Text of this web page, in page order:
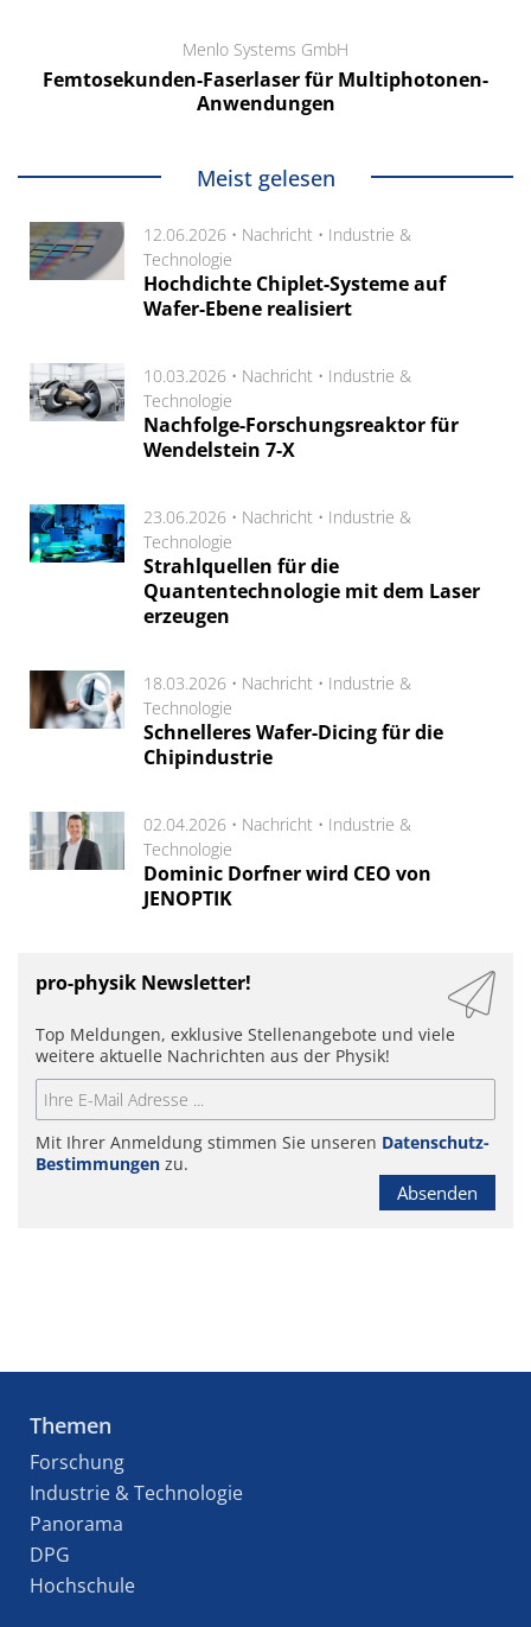
Menlo Systems GmbH
Femtosekunden-Faserlaser für Multiphotonen-
Anwendungen
Meist gelesen
12.06.2026 • Nachricht • Industrie &
Technologie
Hochdichte Chiplet-Systeme auf
Wafer-Ebene realisiert
10.03.2026 • Nachricht • Industrie &
Technologie
Nachfolge-Forschungsreaktor für
Wendelstein 7-X
23.06.2026 • Nachricht • Industrie &
Technologie
Strahlquellen für die
Quantentechnologie mit dem Laser
erzeugen
18.03.2026 • Nachricht • Industrie &
Technologie
Schnelleres Wafer-Dicing für die
Chipindustrie
02.04.2026 • Nachricht • Industrie &
Technologie
Dominic Dorfner wird CEO von
JENOPTIK
pro-physik Newsletter!
Top Meldungen, exklusive Stellenangebote und viele
weitere aktuelle Nachrichten aus der Physik!
Mit Ihrer Anmeldung stimmen Sie unseren Datenschutz-
Bestimmungen zu.
Absenden
Themen
Forschung
Industrie & Technologie
Panorama
DPG
Hochschule